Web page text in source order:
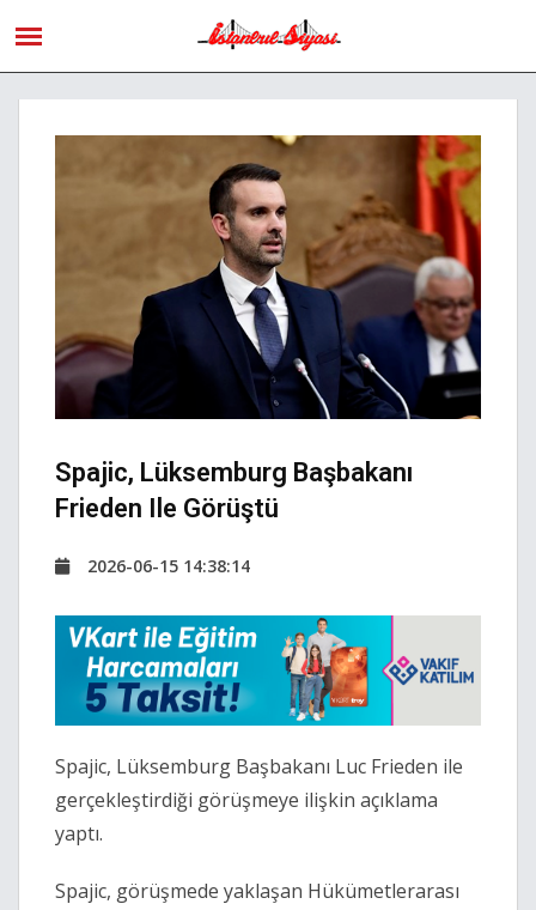
Spajic, Lüksemburg Başbakanı
Frieden Ile Görüştü
2026-06-15 14:38:14
Spajic, Lüksemburg Başbakanı Luc Frieden ile
gerçekleştirdiği görüşmeye ilişkin açıklama
yaptı.
Spajic, görüşmede yaklaşan Hükümetlerarası